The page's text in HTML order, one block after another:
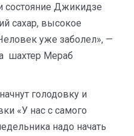
состояние Джикидзе
сахар, высокое
уже заболел», —
шахтер Мераб
голодовку и
«У нас с самого
надо начать